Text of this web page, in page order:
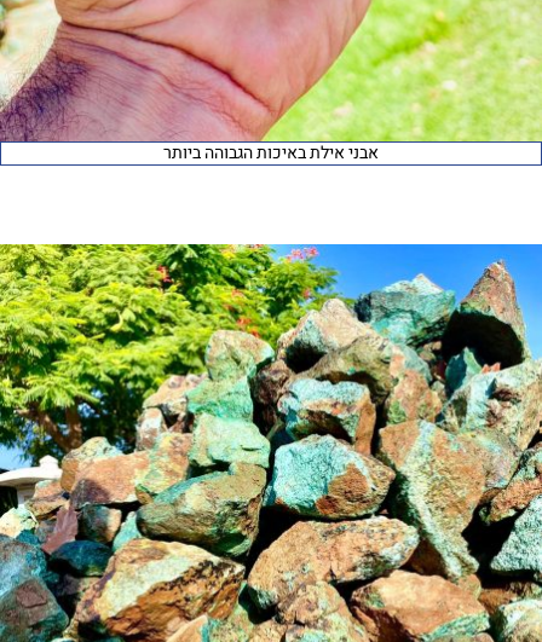
אבני אילת באיכות הגבוהה ביותר